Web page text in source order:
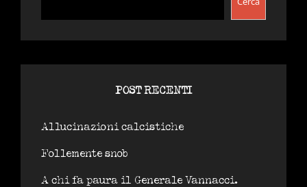
DA
POST RECENTI
Allucinazioni calcistiche
Follemente snob
A chi fa paura il Generale Vannacci.